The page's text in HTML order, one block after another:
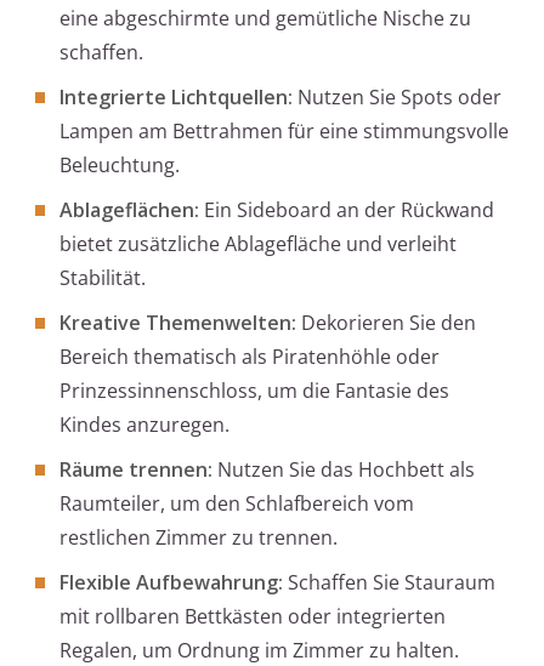
eine abgeschirmte und gemütliche Nische zu
schaffen.
Integrierte Lichtquellen: Nutzen Sie Spots oder
Lampen am Bettrahmen für eine stimmungsvolle
Beleuchtung.
Ablageflächen: Ein Sideboard an der Rückwand
bietet zusätzliche Ablagefläche und verleiht
Stabilität.
Kreative Themenwelten: Dekorieren Sie den
Bereich thematisch als Piratenhöhle oder
Prinzessinnenschloss, um die Fantasie des
Kindes anzuregen.
Räume trennen: Nutzen Sie das Hochbett als
Raumteiler, um den Schlafbereich vom
restlichen Zimmer zu trennen.
Flexible Aufbewahrung: Schaffen Sie Stauraum
mit rollbaren Bettkästen oder integrierten
Regalen, um Ordnung im Zimmer zu halten.